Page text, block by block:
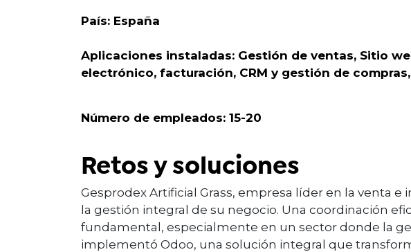
País: España
Aplicaciones instaladas: Gestión de ventas, Sitio
electrónico, facturación, CRM y gestión de
Número de empleados: 15-20
Retos y soluciones
Gesprodex Artificial Grass, empresa líder en la venta
la gestión integral de su negocio. Una coordinación
fundamental, especialmente en un sector donde la
implementó Odoo, una solución integral que